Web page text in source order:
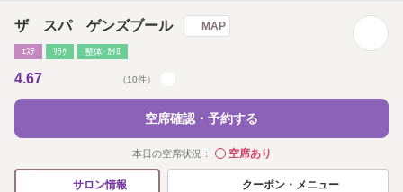
ザ スパ ゲンズブール MAP
ｴｽﾃ ﾘﾗｸ 整体･ｶｲﾛ
4.67 （10件）
空席確認・予約する
本日の空席状況： ◯空席あり
サロン情報 クーポン・メニュー